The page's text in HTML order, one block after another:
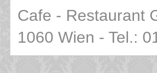
Cafe - Restaurant
1060 Wien - Tel.: